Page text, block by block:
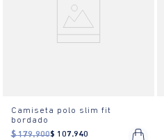
Camiseta polo slim fit
bordado
$ 179.900$ 107.940